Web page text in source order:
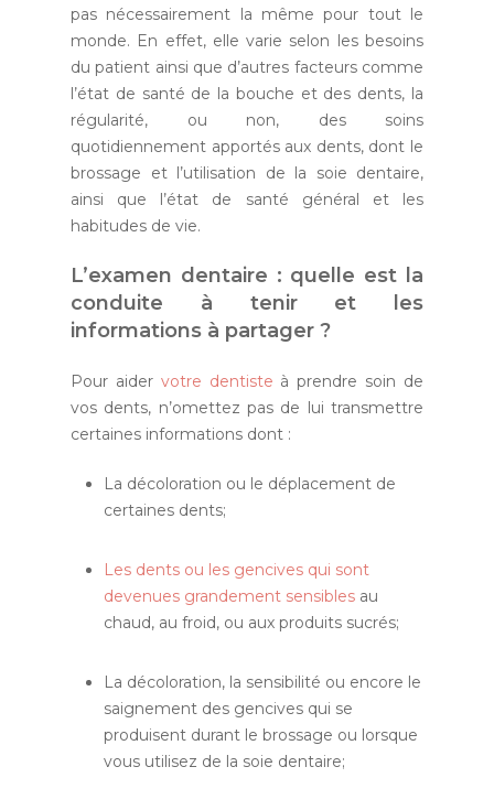
pas nécessairement la même pour tout le
monde. En effet, elle varie selon les besoins
du patient ainsi que d’autres facteurs comme
l’état de santé de la bouche et des dents, la
régularité, ou non, des soins
quotidiennement apportés aux dents, dont le
brossage et l’utilisation de la soie dentaire,
ainsi que l’état de santé général et les
habitudes de vie.
L’examen dentaire : quelle est la
conduite à tenir et les
informations à partager ?
Pour aidervotre dentiste à prendre soin de
vos dents, n’omettez pas de lui transmettre
certaines informations dont :
La décoloration ou le déplacement de
certaines dents;
Les dents ou les gencives qui sont
devenues grandement sensibles au
chaud, au froid, ou aux produits sucrés;
La décoloration, la sensibilité ou encore le
saignement des gencives qui se
produisent durant le brossage ou lorsque
vous utilisez de la soie dentaire;